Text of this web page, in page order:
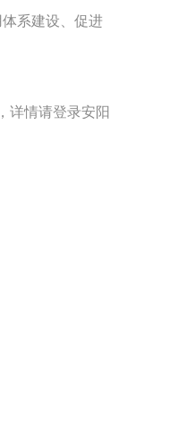
系建设、促进
详情请登录安阳